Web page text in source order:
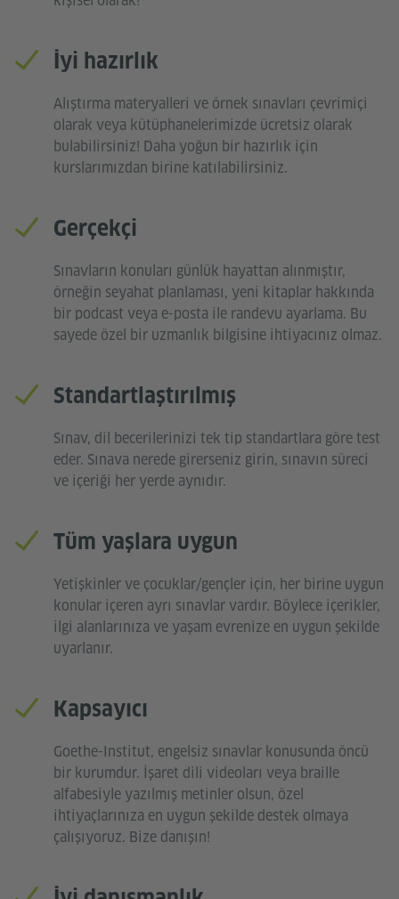
İyi hazırlık
Alıştırma materyalleri ve örnek sınavları çevrimiçi
olarak veya kütüphanelerimizde ücretsiz olarak
bulabilirsiniz! Daha yoğun bir hazırlık için
kurslarımızdan birine katılabilirsiniz.
Gerçekçi
Sınavların konuları günlük hayattan alınmıştır,
örneğin seyahat planlaması, yeni kitaplar hakkında
bir podcast veya e-posta ile randevu ayarlama. Bu
sayede özel bir uzmanlık bilgisine ihtiyacınız olmaz.
Standartlaştırılmış
Sınav, dil becerilerinizi tek tip standartlara göre test
eder. Sınava nerede girerseniz girin, sınavın süreci
ve içeriği her yerde aynıdır.
Tüm yaşlara uygun
Yetişkinler ve çocuklar/gençler için, her birine uygun
konular içeren ayrı sınavlar vardır. Böylece içerikler,
ilgi alanlarınıza ve yaşam evrenize en uygun şekilde
uyarlanır.
Kapsayıcı
Goethe-Institut, engelsiz sınavlar konusunda öncü
bir kurumdur. İşaret dili videoları veya braille
alfabesiyle yazılmış metinler olsun, özel
ihtiyaçlarınıza en uygun şekilde destek olmaya
çalışıyoruz. Bize danışın!